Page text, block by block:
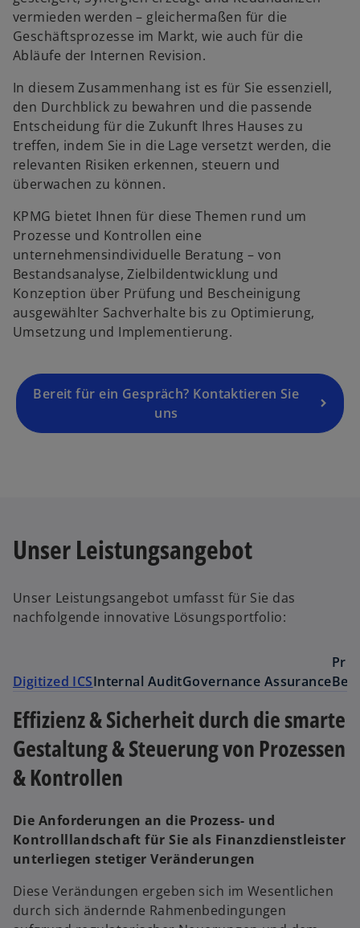
vermieden werden – gleichermaßen für die
Geschäftsprozesse im Markt, wie auch für die
Abläufe der Internen Revision.
In diesem Zusammenhang ist es für Sie essenziell,
den Durchblick zu bewahren und die passende
Entscheidung für die Zukunft Ihres Hauses zu
treffen, indem Sie in die Lage versetzt werden, die
relevanten Risiken erkennen, steuern und
überwachen zu können.
KPMG bietet Ihnen für diese Themen rund um
Prozesse und Kontrollen eine
unternehmensindividuelle Beratung – von
Bestandsanalyse, Zielbildentwicklung und
Konzeption über Prüfung und Bescheinigung
ausgewählter Sachverhalte bis zu Optimierung,
Umsetzung und Implementierung.
Bereit für ein Gespräch? Kontaktieren Sie
uns
Unser Leistungsangebot
Unser Leistungsangebot umfasst für Sie das
nachfolgende innovative Lösungsportfolio:
Digitized ICSInternal AuditGovernance Assurance
Effizienz & Sicherheit durch die smarte
Gestaltung & Steuerung von Prozessen
& Kontrollen
Die Anforderungen an die Prozess- und
Kontrolllandschaft für Sie als Finanzdienstleister
unterliegen stetiger Veränderungen
Diese Verändungen ergeben sich im Wesentlichen
durch sich ändernde Rahmenbedingungen